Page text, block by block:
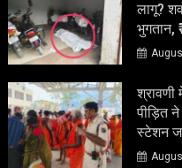
लागू?
भुगतान,
श्रावणी
पीड़ित
स्टेशन